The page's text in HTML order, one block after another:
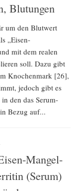
Blutungen
um den Blutwert
„Eisen-
mit dem realen
soll. Dazu gibt
Knochenmark [26],
jedoch gibt es
den das Serum-
Bezug auf...
Mangel-
(Serum)